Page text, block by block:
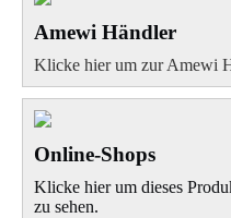
Amewi Händler
Klicke hier um zur Amewi
Online-Shops
Klicke hier um dieses
zu sehen.